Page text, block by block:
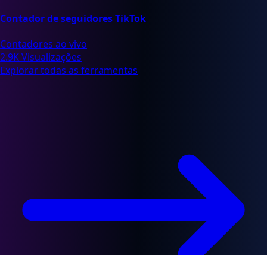
Contador de seguidores TikTok
Contadores ao vivo
2.9K Visualizações
Explorar todas as ferramentas